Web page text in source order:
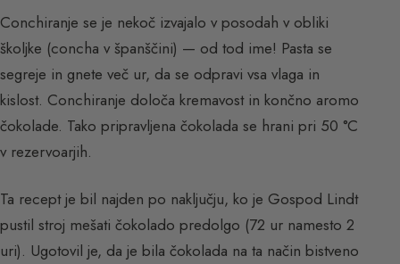
Conchiranje se je nekoč izvajalo v posodah v obliki
školjke (concha v španščini) — od tod ime! Pasta se
segreje in gnete več ur, da se odpravi vsa vlaga in
kislost. Conchiranje določa kremavost in končno aromo
čokolade. Tako pripravljena čokolada se hrani pri 50 °C
v rezervoarjih.
Ta recept je bil najden po naključju, ko je Gospod Lindt
pustil stroj mešati čokolado predolgo (72 ur namesto 2
uri). Ugotovil je, da je bila čokolada na ta način bistveno